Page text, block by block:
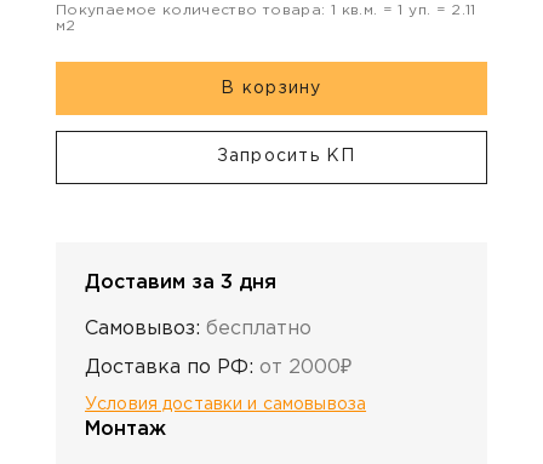
Покупаемое количество товара: 1 кв.м. =1 уп. = 2.11
м2
В корзину
Запросить КП
Доставим за 3 дня
Самовывоз: бесплатно
Доставка по РФ: от 2000₽
Условия доставки и самовывоза
Монтаж